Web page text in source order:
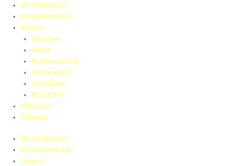
Bio Müllbeutel
Hundekotbeutel
Impact
Purpose
Werte
Kompostierbar
Klimaneutral
Zertifikate
Rohstoffe
Über uns
Magazin
Bio Müllbeutel
Hundekotbeutel
Impact